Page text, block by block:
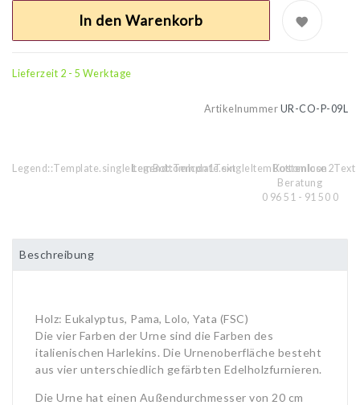
In den Warenkorb
Lieferzeit 2 - 5 Werktage
Artikelnummer UR-CO-P-09L
Legend::Template.singleItemBottomIcon1TextLegend::Template.singleItemBottomIcon2Text
Kostenlose
Beratung
0 96 51 - 91 50 0
Beschreibung
Holz: Eukalyptus, Pama, Lolo, Yata (FSC)
Die vier Farben der Urne sind die Farben des
italienischen Harlekins. Die Urnenoberfläche besteht
aus vier unterschiedlich gefärbten Edelholzfurnieren.
Die Urne hat einen Außendurchmesser von 20 cm